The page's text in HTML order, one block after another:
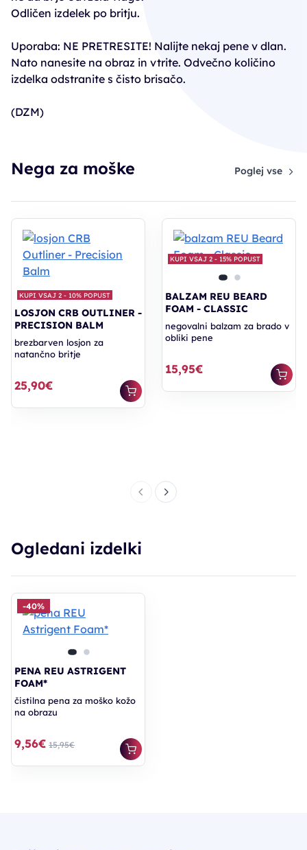
Odličen izdelek po britju.
Uporaba: NE PRETRESITE! Nalijte nekaj pene v dlan.
Nato nanesite na obraz in vtrite. Odvečno količino
izdelka odstranite s čisto brisačo.
(DZM)
Nega za moške Poglej vse
KUPI VSAJ 2 - 10% POPUST
LOSJON CRB OUTLINER -
PRECISION BALM
brezbarven losjon za
natančno britje
25,90€
KUPI VSAJ 2 - 15% POPUST
BALZAM REU BEARD
FOAM - CLASSIC
negovalni balzam za brado v
obliki pene
15,95€
Ogledani izdelki
-40%
PENA REU ASTRIGENT
FOAM*
čistilna pena za moško kožo
na obrazu
9,56€ 15,95€